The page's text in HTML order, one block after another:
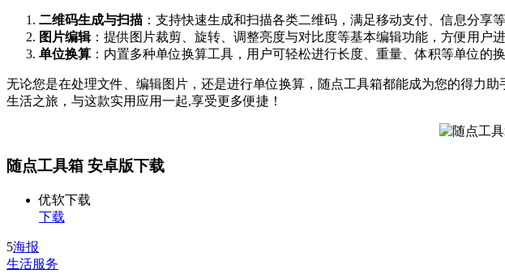
二维码生成与扫描 ：支持快速生成和扫描各类二维码，满足移动支付、信息分享
图片编辑：提供图片裁剪、旋转、调整亮度与对比度等基本编辑功能，方便用户
单位换算 ：内置多种单位换算工具，用户可轻松进行长度、重量、体积等单位的
无论您是在处理文件、编辑图片，还是进行单位换算，随点工具箱都能成为您的得力
生活之旅，与这款实用应用一起,享受更多便捷！
随点工具箱 安卓版下载
优软下载
下载
5海报
生活服务